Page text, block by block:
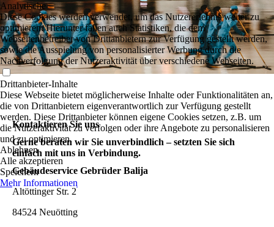
Kontaktieren Sie uns
Gerne beraten wir Sie unverbindlich – setzten Sie sich
einfach mit uns in Verbindung.
Gebäudeservice Gebrüder Balija
Altöttinger Str. 2
84524 Neuötting
Analytische
Diese Cookies werden verwendet, um das Nutzererlebnis weiter zu
optimieren. Hierunter fallen auch Statistiken, die dem
Webseitenbetreiber von Drittanbietern zur Verfügung gestellt werden,
sowie die Ausspielung von personalisierter Werbung durch die
Nachverfolgung der Nutzeraktivität über verschiedene Webseiten.
Drittanbieter-Inhalte
Diese Webseite bietet möglicherweise Inhalte oder Funktionalitäten an,
die von Drittanbietern eigenverantwortlich zur Verfügung gestellt
werden. Diese Drittanbieter können eigene Cookies setzen, z.B. um
die Nutzeraktivität zu verfolgen oder ihre Angebote zu personalisieren
und zu optimieren.
Ablehnen
Alle akzeptieren
Speichern
Mehr Informationen